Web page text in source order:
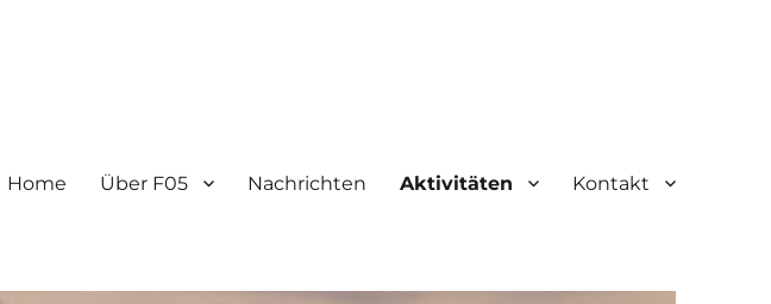
Home Über F05 Nachrichten Aktivitäten Kontakt